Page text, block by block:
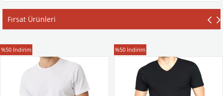
Fırsat Ürünleri
T-Shirt
%50 İndirim T-Shirt
%50 İndirim